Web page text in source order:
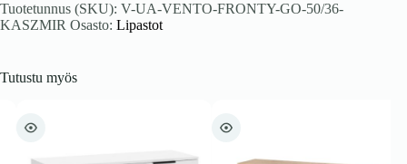
Tuotetunnus (SKU): V-UA-VENTO-FRONTY-GO-50/36-
KASZMIR Osasto: Lipastot
Tutustu myös